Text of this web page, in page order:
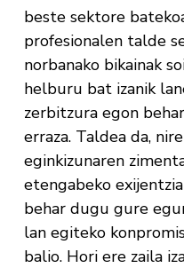
beste sektore
profesionalen talde
norbanako bikainak
helburu bat izanik
zerbitzura egon
erraza. Taldea da,
eginkizunaren
etengabeko
behar dugu gure
lan egiteko
balio. Hori ere zaila